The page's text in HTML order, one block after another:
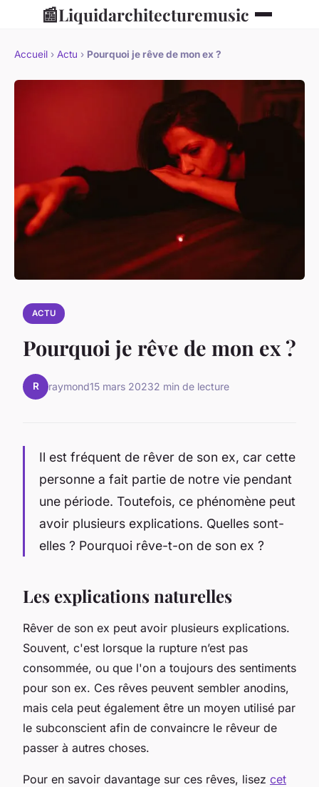
📰Liquidarchitecturemusic
Accueil › Actu › Pourquoi je rêve de mon ex ?
ACTU
Pourquoi je rêve de mon ex ?
R raymond15 mars 20232 min de lecture
Il est fréquent de rêver de son ex, car cette
personne a fait partie de notre vie pendant
une période. Toutefois, ce phénomène peut
avoir plusieurs explications. Quelles sont-
elles ? Pourquoi rêve-t-on de son ex ?
Les explications naturelles
Rêver de son ex peut avoir plusieurs explications.
Souvent, c'est lorsque la rupture n’est pas
consommée, ou que l'on a toujours des sentiments
pour son ex. Ces rêves peuvent sembler anodins,
mais cela peut également être un moyen utilisé par
le subconscient afin de convaincre le rêveur de
passer à autres choses.
Pour en savoir davantage sur ces rêves, lisez cet